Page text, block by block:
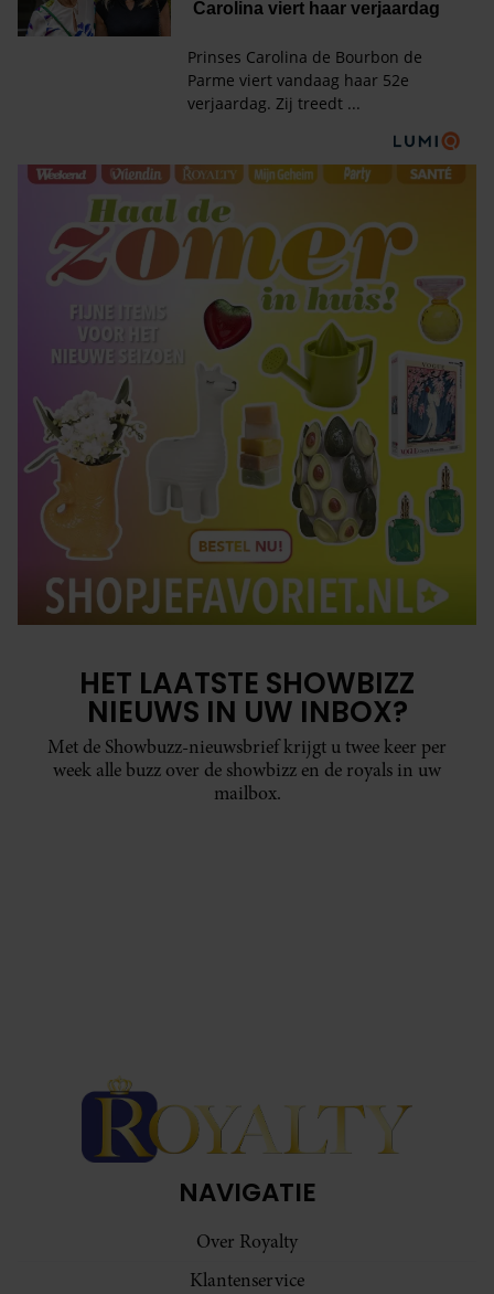
HET LAATSTE SHOWBIZZ
NIEUWS IN UW INBOX?
Met de Showbuzz-nieuwsbrief krijgt u twee keer per
week alle buzz over de showbizz en de royals in uw
mailbox.
NAVIGATIE
Over Royalty
Klantenservice